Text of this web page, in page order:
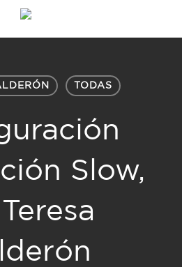
TODAS
Slow,